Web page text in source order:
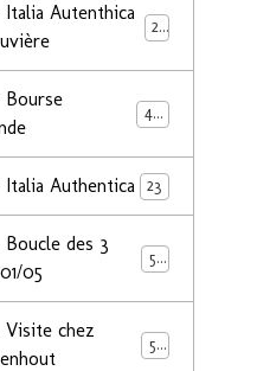
Italia Autenthica
23
Bourse
40
Italia Authentica 23
Boucle des 3
05
50
Visite chez
50